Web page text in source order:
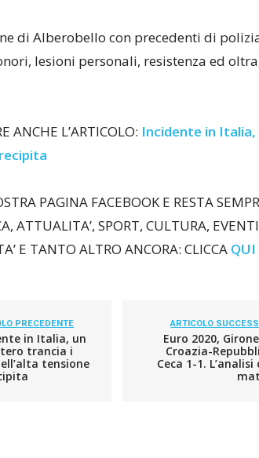
di Alberobello con precedenti di
lesioni personali, resistenza ed
ANCHE L’ARTICOLO: Incidente in
PAGINA FACEBOOK E RESTA
ATTUALITA’, SPORT, CULTURA,
E TANTO ALTRO ANCORA: CLICCA QUI
PRECEDENTE
in Italia, un
trancia i
tensione
ARTICOLO
Euro 2020,
Croazia-
Ceca 1-1. L’analisi